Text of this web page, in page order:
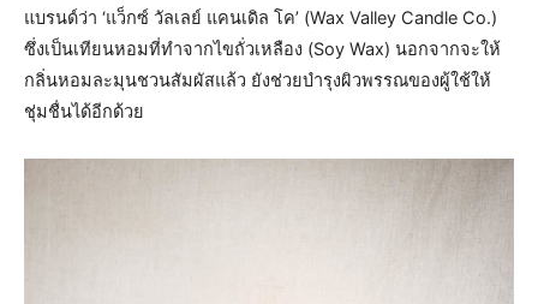
แบรนด์ว่า ‘แว็กซ์ วัลเลย์ แคนเดิล โค’ (Wax Valley Candle Co.)
ซึ่งเป็นเทียนหอมที่ทำจากไขถั่วเหลือง (Soy Wax) นอกจากจะให้
กลิ่นหอมละมุนชวนสัมผัสแล้ว ยังช่วยบำรุงผิวพรรณของผู้ใช้ให้
ชุ่มชื่นได้อีกด้วย